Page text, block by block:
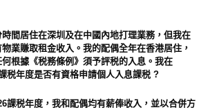
間居住在深圳及在中國內地打理業務，但我在
業賺取租金收入。我的配偶全年在香港居住，
根據《税務條例》須予評税的入息。我在
税年度是否有資格申請個人入息課税 ?
課税年度，我和配偶均有薪俸收入，並以合併方